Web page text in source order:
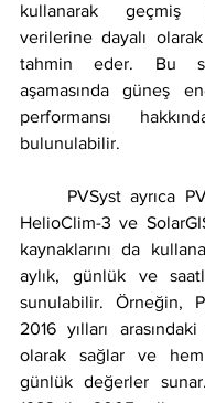
kullanarak geçmiş
verilerine dayalı
tahmin eder. Bu
aşamasında güneş
performansı
bulunulabilir.
HelioClim-3 ve
kaynaklarını da
aylık, günlük ve
sunulabilir. Örneğin,
2016 yılları
olarak sağlar ve
günlük değerler